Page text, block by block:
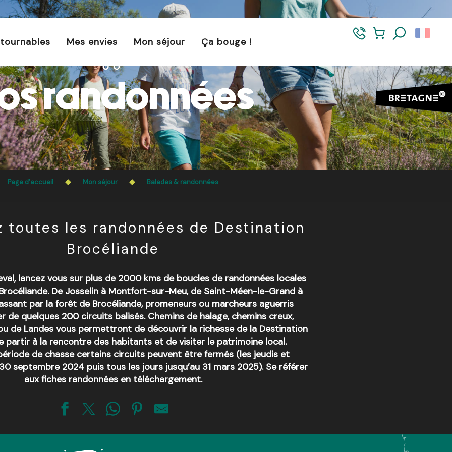
interdit chaque jour de 21h à 5h en Ille-et-Vilaine et dans le Morbihan. L’accès reste autorisé de 5h à 21h.
Mes envies Mon séjour Ça bouge !
randonnées
Page d’accueil Mon séjour Balades & randonnées
toutes les randonnées de Destination
Brocéliande
lancez vous sur plus de 2000 kms de boucles de randonnées locales
De Josselin à Montfort-sur-Meu, de Saint-Méen-le-Grand à
par la forêt de Brocéliande, promeneurs ou marcheurs aguerris
quelques 200 circuits balisés. Chemins de halage, chemins creux,
de Landes vous permettront de découvrir la richesse de la Destination
partir à la rencontre des habitants et de visiter le patrimoine local.
de chasse certains circuits peuvent être fermés (les jeudis et
septembre 2024 puis tous les jours jusqu’au 31 mars 2025). Se référer
aux fiches randonnées en téléchargement.